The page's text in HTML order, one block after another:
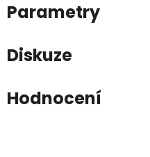
Parametry
Diskuze
Hodnocení